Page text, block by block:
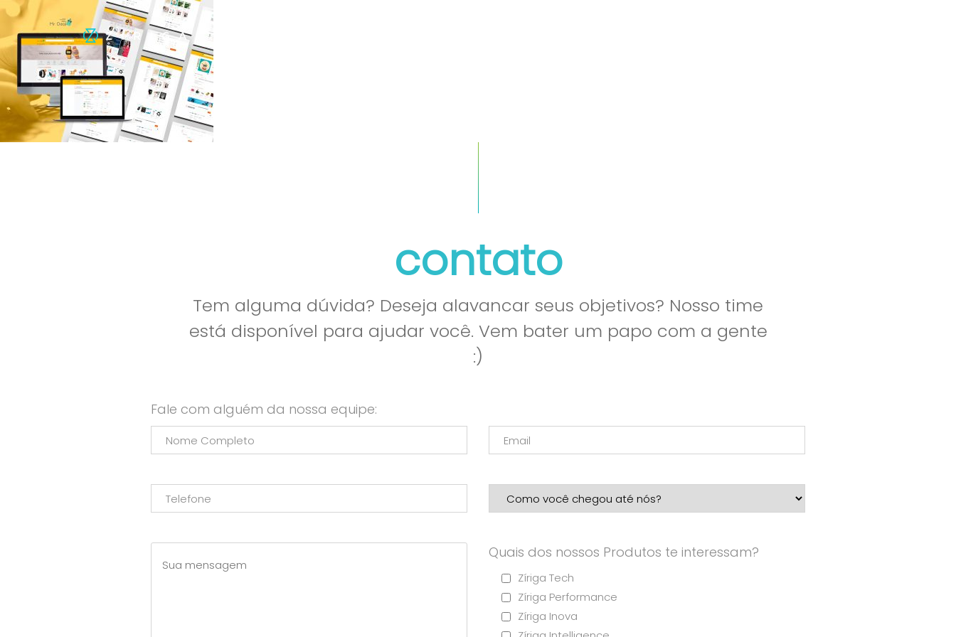
contato
Tem alguma dúvida? Deseja alavancar seus objetivos? Nosso time
está disponível para ajudar você. Vem bater um papo com a gente
:)
Fale com alguém da nossa equipe:
Quais dos nossos Produtos te interessam?
Zíriga Tech
Zíriga Performance
Zíriga Inova